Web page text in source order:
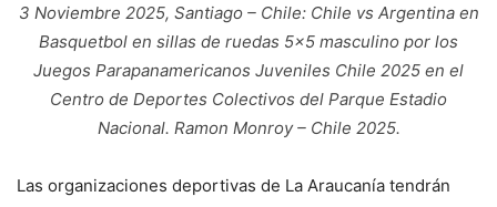
3 Noviembre 2025, Santiago – Chile: Chile vs Argentina en
Basquetbol en sillas de ruedas 5×5 masculino por los
Juegos Parapanamericanos Juveniles Chile 2025 en el
Centro de Deportes Colectivos del Parque Estadio
Nacional. Ramon Monroy – Chile 2025.
Las organizaciones deportivas de La Araucanía tendrán